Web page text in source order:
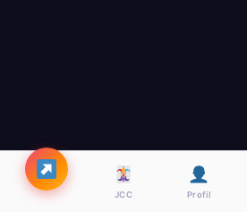
JCC Profil
· Pokémon est une
f